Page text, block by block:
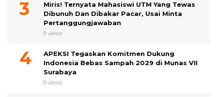
Miris! Ternyata Mahasiswi UTM Yang Tewas
Dibunuh Dan Dibakar Pacar, Usai Minta
Pertanggungjawaban
9 views
APEKSI Tegaskan Komitmen Dukung
Indonesia Bebas Sampah 2029 di Munas VII
Surabaya
9 views